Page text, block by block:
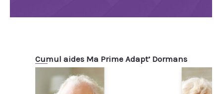
Cumul aides Ma Prime Adapt’ Dormans